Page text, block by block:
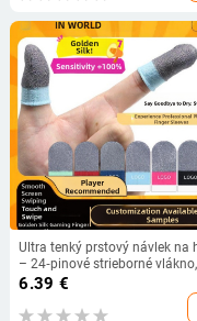
Ultra tenký prstový návlek na
– 24‑pinové strieborné vlákno,
priedušný zlatý hodváb, pre
6.39 €